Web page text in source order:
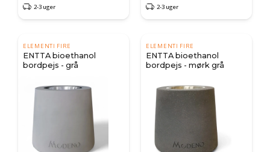
2-3 uger 2-3 uger
ELEMENTI FIRE
ENTTA bioethanol
bordpejs - grå
ELEMENTI FIRE
ENTTA bioethanol
bordpejs - mørk grå